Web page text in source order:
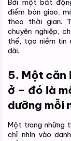
Bởi một bất
điểm bàn giao,
theo thời gian.
chuyên nghiệp,
thế, tạo niềm tin
dài.
5. Một căn
ở – đó là
dưỡng mỗi
Một trong những
chỉ nhìn vào